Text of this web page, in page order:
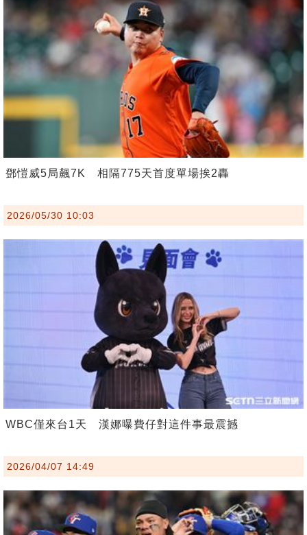
鄧愷威5局飆7K 相隔775天首度單場挨2轟
2026/05/30 10:03
WBC僅來台1天 漢娜曝費仔對這件事最震撼
2026/04/07 14:49